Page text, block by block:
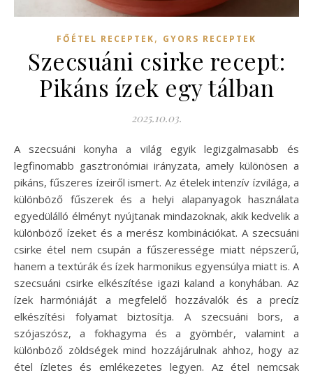
FŐÉTEL RECEPTEK, GYORS RECEPTEK
Szecsuáni csirke recept:
Pikáns ízek egy tálban
2025.10.03.
A szecsuáni konyha a világ egyik legizgalmasabb és
legfinomabb gasztronómiai irányzata, amely különösen a
pikáns, fűszeres ízeiről ismert. Az ételek intenzív ízvilága, a
különböző fűszerek és a helyi alapanyagok használata
egyedülálló élményt nyújtanak mindazoknak, akik kedvelik a
különböző ízeket és a merész kombinációkat. A szecsuáni
csirke étel nem csupán a fűszeressége miatt népszerű,
hanem a textúrák és ízek harmonikus egyensúlya miatt is. A
szecsuáni csirke elkészítése igazi kaland a konyhában. Az
ízek harmóniáját a megfelelő hozzávalók és a precíz
elkészítési folyamat biztosítja. A szecsuáni bors, a
szójaszósz, a fokhagyma és a gyömbér, valamint a
különböző zöldségek mind hozzájárulnak ahhoz, hogy az
étel ízletes és emlékezetes legyen. Az étel nemcsak